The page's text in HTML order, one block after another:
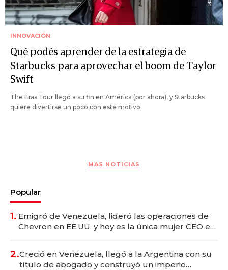
INNOVACIÓN
Qué podés aprender de la estrategia de
Starbucks para aprovechar el boom de Taylor
Swift
The Eras Tour llegó a su fin en América (por ahora), y Starbucks
quiere divertirse un poco con este motivo.
MAS NOTICIAS
Popular
1. Emigró de Venezuela, lideró las operaciones de
Chevron en EE.UU. y hoy es la única mujer CEO en
2.Creció en Venezuela, llegó a la Argentina con su
título de abogado y construyó un imperio